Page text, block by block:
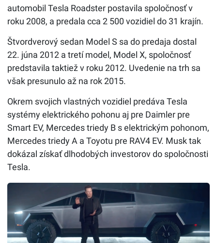
automobil Tesla Roadster postavila spoločnosť v
roku 2008, a predala cca 2 500 vozidiel do 31 krajín.
Štvordverový sedan Model S sa do predaja dostal
22. júna 2012 a tretí model, Model X, spoločnosť
predstavila taktiež v roku 2012. Uvedenie na trh sa
však presunulo až na rok 2015.
Okrem svojich vlastných vozidiel predáva Tesla
systémy elektrického pohonu aj pre Daimler pre
Smart EV, Mercedes triedy B s elektrickým pohonom,
Mercedes triedy A a Toyotu pre RAV4 EV. Musk tak
dokázal získať dlhodobých investorov do spoločnosti
Tesla.